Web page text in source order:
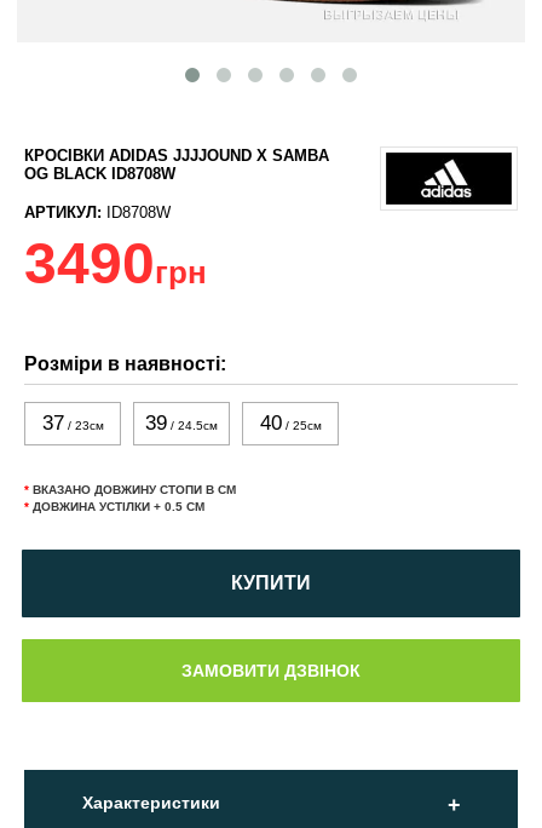
КРОСІВКИ ADIDAS JJJJOUND X SAMBA
OG BLACK ID8708W
АРТИКУЛ: ID8708W
3490грн
Розміри в наявності:
37 / 23см 39 / 24.5см 40/ 25см
* ВКАЗАНО ДОВЖИНУ СТОПИ В СМ
* ДОВЖИНА УСТІЛКИ + 0.5 СМ
КУПИТИ
Характеристики